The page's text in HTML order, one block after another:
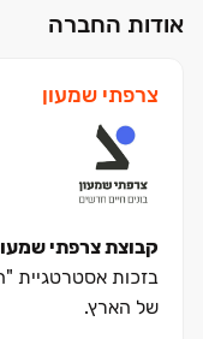
אודות החברה
צרפתי שמעון
קבוצת צרפתי
בזכות אסטרטגיית
של הארץ.